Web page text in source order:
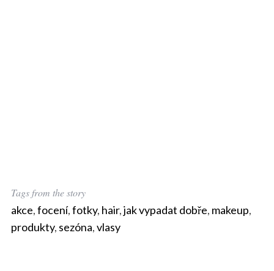
Tags from the story
akce,focení,fotky, hair,jak vypadat dobře, makeup,
produkty, sezóna,vlasy